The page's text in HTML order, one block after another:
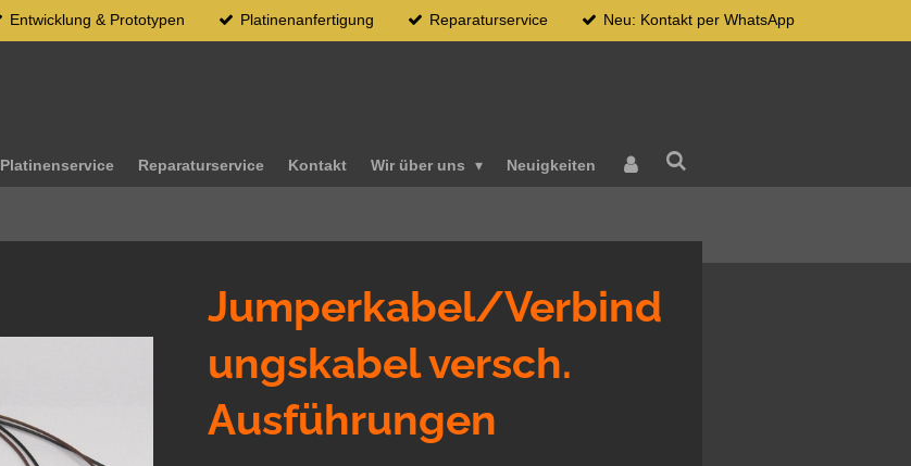
Entwicklung & Prototypen Platinenanfertigung Reparaturservice Neu: Kontakt per WhatsApp
Platinenservice Reparaturservice Kontakt Wir über uns Neuigkeiten
Jumperkabel/Verbind
ungskabel versch.
Ausführungen